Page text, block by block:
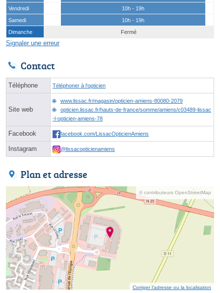
Vendredi
10h - 19h
Samedi
10h - 19h
Dimanche
Fermé
Signaler une erreur
Contact
Téléphone Téléphoner à l'opticien
Site web
www.lissac.fr/magasin/opticien-amiens-80080-2079
opticien.lissac.fr/hauts-de-france/somme/amiens/c03489-lissac
-l-opticien-amiens-78
Facebook facebook.com/LissacOpticienAmiens
Instagram @lissacopticienamiens
Plan et adresse
© contributeurs OpenStreetMap
Corriger l’adresse ou la localisation